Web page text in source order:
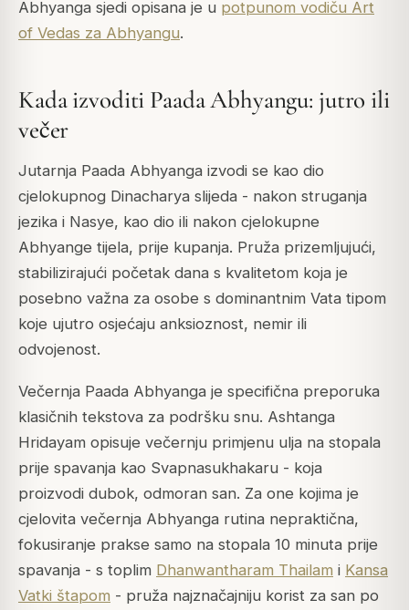
Abhyanga sjedi opisana je u potpunom vodiču Art
of Vedas za Abhyangu.
Kada izvoditi Paada Abhyangu: jutro ili
večer
Jutarnja Paada Abhyanga izvodi se kao dio
cjelokupnog Dinacharya slijeda - nakon struganja
jezika i Nasye, kao dio ili nakon cjelokupne
Abhyange tijela, prije kupanja. Pruža prizemljujući,
stabilizirajući početak dana s kvalitetom koja je
posebno važna za osobe s dominantnim Vata tipom
koje ujutro osjećaju anksioznost, nemir ili
odvojenost.
Večernja Paada Abhyanga je specifična preporuka
klasičnih tekstova za podršku snu. Ashtanga
Hridayam opisuje večernju primjenu ulja na stopala
prije spavanja kao Svapnasukhakaru - koja
proizvodi dubok, odmoran san. Za one kojima je
cjelovita večernja Abhyanga rutina nepraktična,
fokusiranje prakse samo na stopala 10 minuta prije
spavanja - s toplim Dhanwantharam Thailam i Kansa
Vatki štapom - pruža najznačajniju korist za san po